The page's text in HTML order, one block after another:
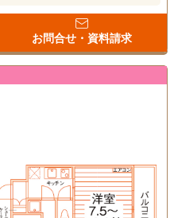
お問合せ・資料請求